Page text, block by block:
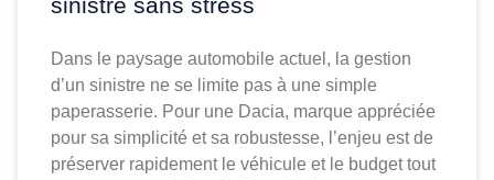
sinistre sans stress
Dans le paysage automobile actuel, la gestion
d’un sinistre ne se limite pas à une simple
paperasserie. Pour une Dacia, marque appréciée
pour sa simplicité et sa robustesse, l’enjeu est de
préserver rapidement le véhicule et le budget tout